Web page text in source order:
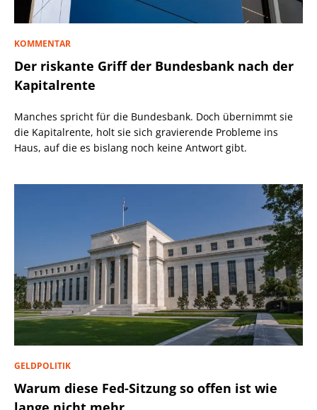
KOMMENTAR
Der riskante Griff der Bundesbank nach der
Kapitalrente
Manches spricht für die Bundesbank. Doch übernimmt sie
die Kapitalrente, holt sie sich gravierende Probleme ins
Haus, auf die es bislang noch keine Antwort gibt.
GELDPOLITIK
Warum diese Fed-Sitzung so offen ist wie